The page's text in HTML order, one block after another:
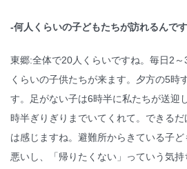
-何人くらいの子どもたちが訪れるんです
東郷:全体で20人くらいですね。毎日2
くらいの子供たちが来ます。夕方の5時
す。足がない子は6時半に私たちが送迎
時半ぎりぎりまでいてくれて。できる
は感じますね。避難所からきている子
悪いし、「帰りたくない」っていう気持